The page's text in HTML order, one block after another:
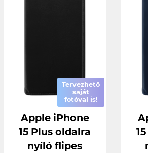
Tervezhető
saját
fotóval is!
Apple iPhone
15 Plus oldalra
nyíló flipes